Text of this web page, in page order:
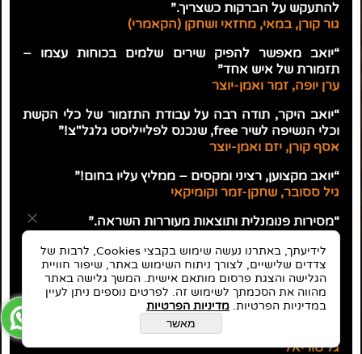
להתעקש על הברקות כשצריך.”
גור קורן, במאי, מחזאי ושחקן (הקאמרי)
“יואב מאפשר להפיק שירים שלמים בכוחות עצמו –
תזמורת של איש אחד”
ערן יופה, זמר ואמן-יוצר
“יואב היקר, תודה רבה על עבודת התזמור של כלי הקשת
וכלי הנשיפה לשיר free, שנכנס לפלייליסט גלגל"צ!”
אסף קורן, יזם ואמן-יוצר
“יואב מקצוען, רציני ומקסים – ממליץ עליו בחום!”
גיל ססובר, שחקן-זמר וקומיקאי
“מסירות פנומנלית ותוצאות מעוררות השראה.”
תמרה מומצוגלו, יזמית Eva Greentech ומוסיקאית
״תהליך הקלטת השירה היה פורה מאוד מבחינתי. יואב
הנחה אותי בדיוק רב איך לשיר ולתת לרגש להיות נוכח. הוא
באמת משקיע את כל כולו בכל פרויקט שהוא נכנס אליו, עד
כדי כך, שקיבלתי ממנו שיחה בלילה, על כך שהוא הוסיף
״ליין״ לפזמון שהקפיץ את השיר למעלה.
גל טוריאל
לידיעתך, באתרנו נעשה שימוש בקבצי Cookies, לרבות של
צדדים שלישיים, לצורך ניתוח השימוש באתר, שיפור חוויית
הגלישה והצגת פרסום מותאם אישית. המשך גלישה באתר
מהווה את הסכמתך לשימוש זה. לפרטים נוספים ניתן לעיין
במדיניות הפרטיות. מדיניות הפרטיות
מאשר